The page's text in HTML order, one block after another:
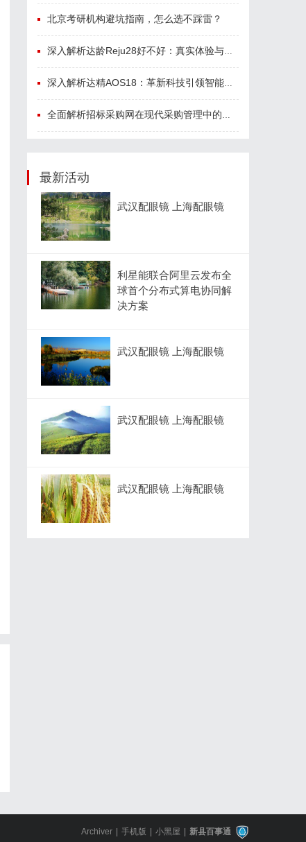
北京考研机构避坑指南，怎么选不踩雷？
深入解析达龄Reju28好不好：真实体验与专业评测全方位揭秘
深入解析达精AOS18：革新科技引领智能未来的新纪元
全面解析招标采购网在现代采购管理中的重要作用与应用
最新活动
武汉配眼镜 上海配眼镜
利星能联合阿里云发布全
球首个分布式算电协同解
决方案
武汉配眼镜 上海配眼镜
武汉配眼镜 上海配眼镜
武汉配眼镜 上海配眼镜
Archiver 手机版 小黑屋 新县百事通